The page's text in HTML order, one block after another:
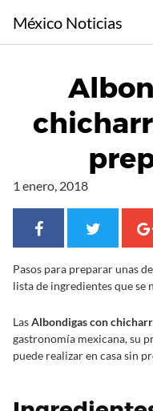
l
México Noticias
1 enero, 2018
Pasos para preparar unas
lista de ingredientes que se
LasAlbondigas con
gastronomía mexicana, su
puede realizar en casa sin